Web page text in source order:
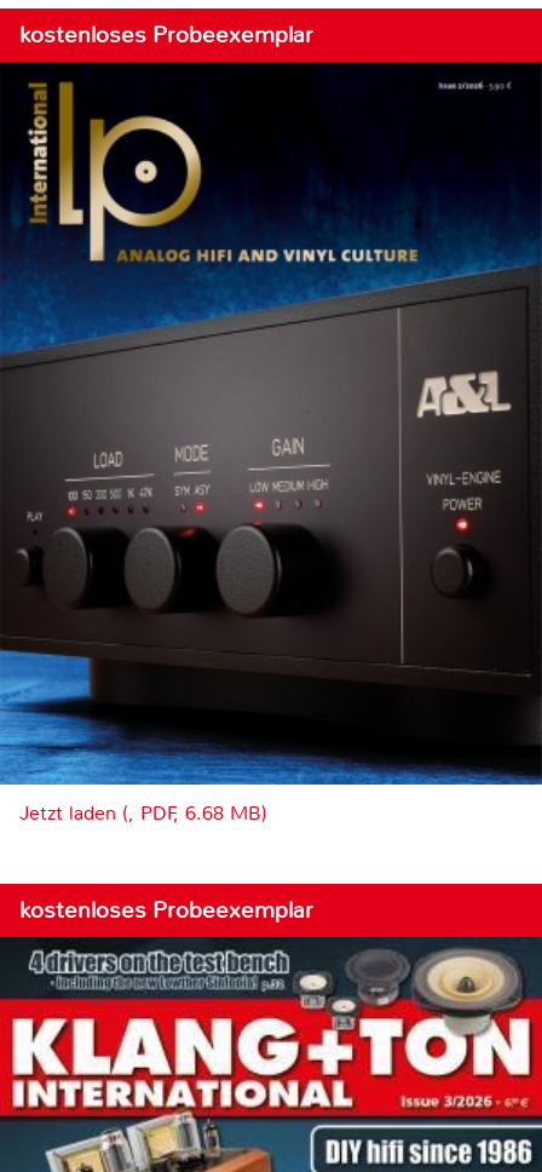
kostenloses Probeexemplar
Jetzt laden (, PDF, 6.68 MB)
kostenloses Probeexemplar